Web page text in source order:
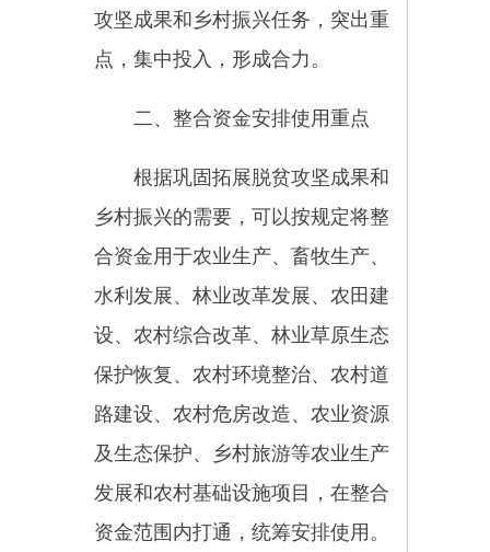
用于“负面清单”事项，包括但不限
于：单位基本支出、修建楼堂馆
企业、设立基金、购买各类保险、
种奖金津贴和福利补助以及其他与
巩固拓展脱贫攻坚成果和推进乡村
振兴等无关的事项。
财政部门在收到资金文件3日
内，完整准确地记录预算指标和整
好年度实施方案报备、资金台账记
录和项目组织实施等工作。纳入直